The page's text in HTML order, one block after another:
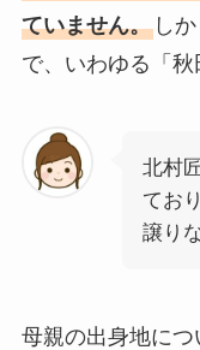
ていません。し
で、いわゆる「秋
北村
てお
譲り
母親の出身地に